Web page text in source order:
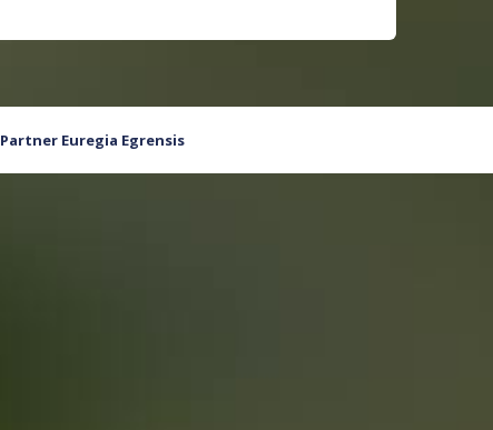
Partner Euregia Egrensis